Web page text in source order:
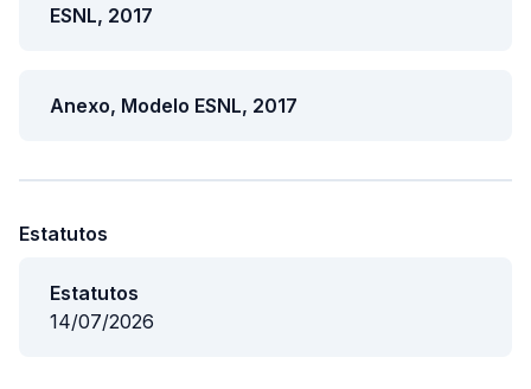
ESNL, 2017
Anexo, Modelo ESNL, 2017
Estatutos
Estatutos
14/07/2026